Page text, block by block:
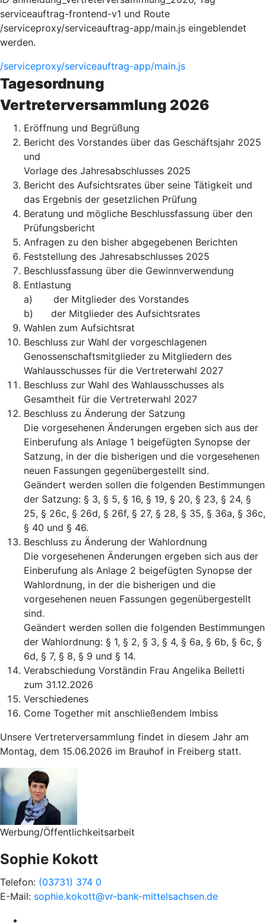
serviceauftrag-frontend-v1 und Route
/serviceproxy/serviceauftrag-app/main.js eingeblendet
werden.
/serviceproxy/serviceauftrag-app/main.js
Tagesordnung
Vertreterversammlung 2026
Eröffnung und Begrüßung
Bericht des Vorstandes über das Geschäftsjahr 2025
und
Vorlage des Jahresabschlusses 2025
Bericht des Aufsichtsrates über seine Tätigkeit und
das Ergebnis der gesetzlichen Prüfung
Beratung und mögliche Beschlussfassung über den
Prüfungsbericht
Anfragen zu den bisher abgegebenen Berichten
Feststellung des Jahresabschlusses 2025
Beschlussfassung über die Gewinnverwendung
Entlastung
a) der Mitglieder des Vorstandes
b) der Mitglieder des Aufsichtsrates
Wahlen zum Aufsichtsrat
Beschluss zur Wahl der vorgeschlagenen
Genossenschaftsmitglieder zu Mitgliedern des
Wahlausschusses für die Vertreterwahl 2027
Beschluss zur Wahl des Wahlausschusses als
Gesamtheit für die Vertreterwahl 2027
Beschluss zu Änderung der Satzung
Die vorgesehenen Änderungen ergeben sich aus der
Einberufung als Anlage 1 beigefügten Synopse der
Satzung, in der die bisherigen und die vorgesehenen
neuen Fassungen gegenübergestellt sind.
Geändert werden sollen die folgenden Bestimmungen
der Satzung: § 3, § 5, § 16, § 19, § 20, § 23, § 24, §
25, § 26c, § 26d, § 26f, § 27, § 28, § 35, § 36a, § 36c,
§ 40 und § 46.
Beschluss zu Änderung der Wahlordnung
Die vorgesehenen Änderungen ergeben sich aus der
Einberufung als Anlage 2 beigefügten Synopse der
Wahlordnung, in der die bisherigen und die
vorgesehenen neuen Fassungen gegenübergestellt
sind.
Geändert werden sollen die folgenden Bestimmungen
der Wahlordnung: § 1, § 2, § 3, § 4, § 6a, § 6b, § 6c, §
6d, § 7, § 8, § 9 und § 14.
Verabschiedung Vorständin Frau Angelika Belletti
zum 31.12.2026
Verschiedenes
Come Together mit anschließendem Imbiss
Unsere Vertreterversammlung findet in diesem Jahr am
Montag, dem 15.06.2026 im Brauhof in Freiberg statt.
Werbung/Öffentlichkeitsarbeit
Sophie Kokott
Telefon: (03731) 374 0
E-Mail: sophie.kokott@vr-bank-mittelsachsen.de